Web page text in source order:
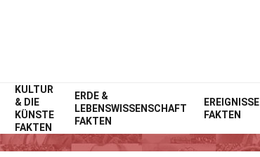
KULTUR
& DIE
KÜNSTE
FAKTEN
ERDE &
LEBENSWISSENSCHAFT
FAKTEN
EREIGNISSE
FAKTEN
Home Allgemein
20 Fakten Über Ulanzi